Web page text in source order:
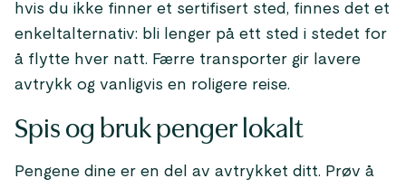
hvis du ikke finner et sertifisert sted, finnes det et
enkeltalternativ: bli lenger på ett sted i stedet for
å flytte hver natt. Færre transporter gir lavere
avtrykk og vanligvis en roligere reise.
Spis og bruk penger lokalt
Pengene dine er en del av avtrykket ditt. Prøv å